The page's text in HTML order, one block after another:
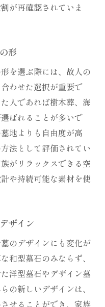
が再確認されていま
形
を選ぶ際には、故人の
わせた選択が重要で
人であれば樹木葬、海
ばれることが多いで
地よりも自由度が高
法として評価されてい
がリラックスできる空
や持続可能な素材を使
ザイン
のデザインにも変化が
和型墓石のみならず、
洋型墓石やデザイン墓
の新しいデザインは、
せることができ、家族